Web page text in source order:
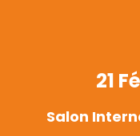
21
Salon